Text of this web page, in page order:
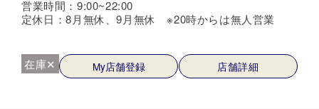
営業時間：9:00~22:00
定休日：8月無休、9月無休 ※20時からは無人営業
在庫✕ My店舗登録 店舗詳細